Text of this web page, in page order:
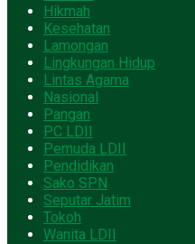
Hikmah
Kesehatan
Lamongan
Lingkungan Hidup
Lintas Agama
Nasional
Pangan
PC LDII
Pemuda LDII
Pendidikan
Sako SPN
Seputar Jatim
Tokoh
Wanita LDII